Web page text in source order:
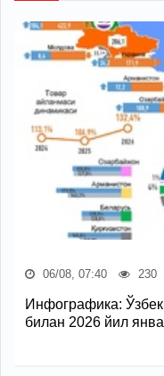
06/08, 07:40 230
Инфографика:
билан 2026 йил